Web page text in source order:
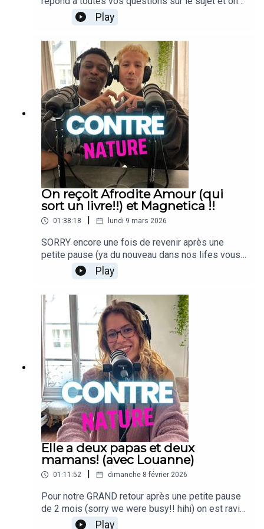
réagit à vos propositions de noms (très
créatives, faut le dire!!)Mais on parle aussi des
concerts qu'on a vu dernièrement, de télé, la
Réunion et plus ;)BONNE ÉCOUT-AAAN!!
Play
On reçoit Afrodite Amour (qui
sort un livre!!) et Magnetica !!
01:38:18 | lundi 9 mars 2026
SORRY encore une fois de revenir après une
petite pause (ya du nouveau dans nos lifes vous
verrez!!)MAIS on revient avec des invités de
qualité: AFRODITE AMOUR, et MAGNETICA!!Et
pas pour rien: Afrodite sort son tout premier polar
Requiem en talons hauts , qui est actuellement en
précommande!!Un polar qui va suivre Clark un
journaliste qui se retrouve dans un théâtre plein
d’histoires, de drag et de mystère!!Et sinon, on
rigole bien! BONNE ÉCOUT-AAAN!
Play
Elle a deux papas et deux
mamans! (avec Louanne)
01:11:52 | dimanche 8 février 2026
Pour notre GRAND retour après une petite pause
de 2 mois (sorry we were busy!! hihi) on est ravi
de vous présenter Louanne, notre première
Play